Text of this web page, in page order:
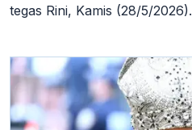
tegas Rini, Kamis (28/5/2026).